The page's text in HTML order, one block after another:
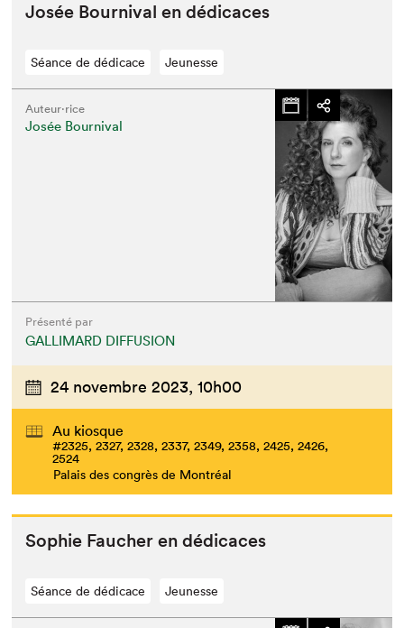
Josée Bour­ni­val en dédicaces
Séance de dédicace Jeunesse
Auteur·rice
Josée Bournival
Présenté par
GALLIMARD DIFFUSION
24 novembre 2023, 10h00
Au kiosque
#2325, 2327, 2328, 2337, 2349, 2358, 2425, 2426,
2524
Palais des congrès de Montréal
Sophie Fauch­er en dédicaces
Séance de dédicace Jeunesse